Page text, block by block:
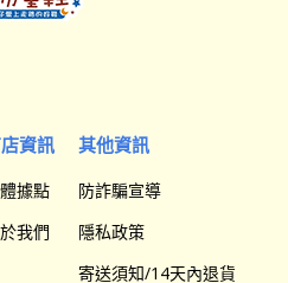
資訊
據點
我們
其他資訊
防詐騙宣導
隱私政策
寄送須知/14天內退貨